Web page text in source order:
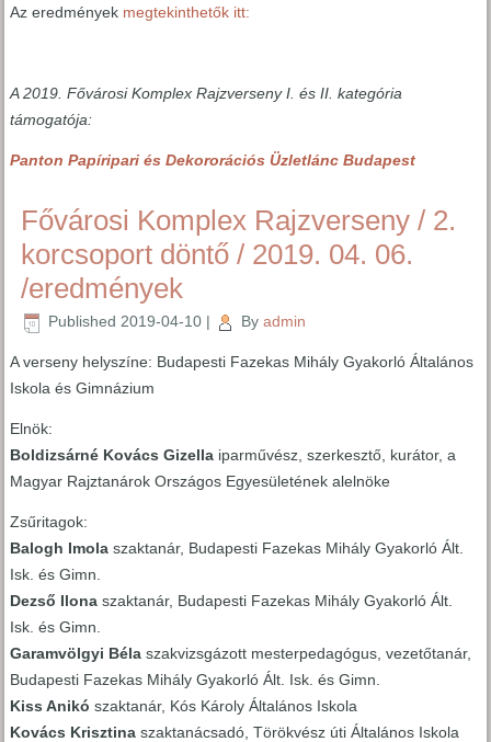
Az eredmények megtekinthetők itt:
A 2019. Fővárosi Komplex Rajzverseny I. és II. kategória
támogatója:
Panton Papíripari és Dekororációs Üzletlánc Budapest
Fővárosi Komplex Rajzverseny / 2.
korcsoport döntő / 2019. 04. 06.
/eredmények
Published 2019-04-10 | By admin
A verseny helyszíne: Budapesti Fazekas Mihály Gyakorló Általános
Iskola és Gimnázium
Elnök:
Boldizsárné Kovács Gizella iparművész, szerkesztő, kurátor, a
Magyar Rajztanárok Országos Egyesületének alelnöke
Zsűritagok:
Balogh Imola szaktanár, Budapesti Fazekas Mihály Gyakorló Ált.
Isk. és Gimn.
Dezső Ilona szaktanár, Budapesti Fazekas Mihály Gyakorló Ált.
Isk. és Gimn.
Garamvölgyi Béla szakvizsgázott mesterpedagógus, vezetőtanár,
Budapesti Fazekas Mihály Gyakorló Ált. Isk. és Gimn.
Kiss Anikó szaktanár, Kós Károly Általános Iskola
Kovács Krisztina szaktanácsadó, Törökvész úti Általános Iskola